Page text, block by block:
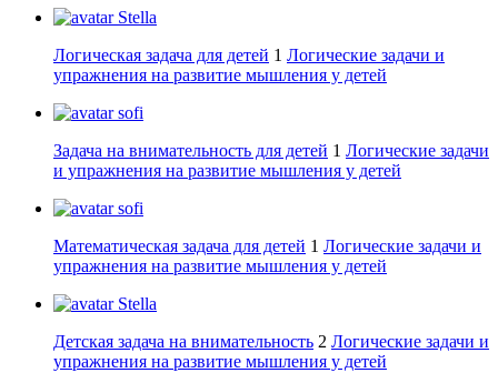
Stella
Логическая задача для детей 1 Логические задачи и
упражнения на развитие мышления у детей
sofi
Задача на внимательность для детей 1 Логические задачи
и упражнения на развитие мышления у детей
sofi
Математическая задача для детей 1 Логические задачи и
упражнения на развитие мышления у детей
Stella
Детская задача на внимательность 2 Логические задачи и
упражнения на развитие мышления у детей